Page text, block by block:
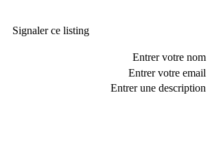
Signaler ce listing
Entrer votre nom
Entrer votre email
Entrer une description